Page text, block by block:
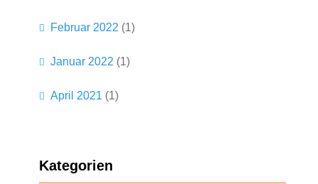
Februar 2022 (1)
Januar 2022 (1)
April 2021 (1)
Kategorien